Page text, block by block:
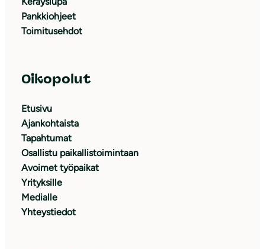
Pankkiohjeet
Toimitusehdot
Oikopolut
Etusivu
Ajankohtaista
Tapahtumat
Osallistu paikallistoimintaan
Avoimet työpaikat
Yrityksille
Medialle
Yhteystiedot